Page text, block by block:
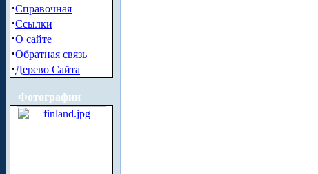
·Справочная
·Ссылки
·О сайте
·Обратная связь
·Дерево Сайта
Фотографии